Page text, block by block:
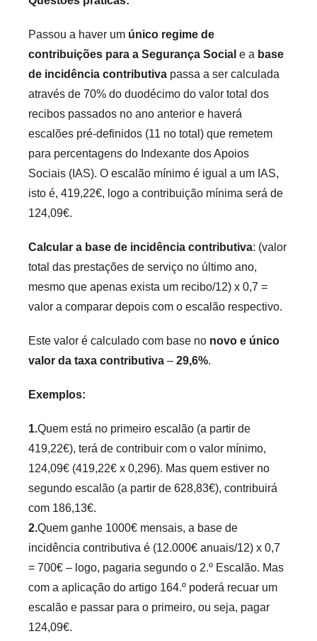
Passou a haver um único regime de
contribuições para a Segurança Social e a base
de incidência contributiva passa a ser calculada
através de 70% do duodécimo do valor total dos
recibos passados no ano anterior e haverá
escalões pré-definidos (11 no total) que remetem
para percentagens do Indexante dos Apoios
Sociais (IAS). O escalão mínimo é igual a um IAS,
isto é, 419,22€, logo a contribuição mínima será de
124,09€.
Calcular a base de incidência contributiva: (valor
total das prestações de serviço no último ano,
mesmo que apenas exista um recibo/12) x 0,7 =
valor a comparar depois com o escalão respectivo.
Este valor é calculado com base no novo e único
valor da taxa contributiva – 29,6%.
Exemplos:
1.Quem está no primeiro escalão (a partir de
419,22€), terá de contribuir com o valor mínimo,
124,09€ (419,22€ x 0,296). Mas quem estiver no
segundo escalão (a partir de 628,83€), contribuirá
com 186,13€.
2.Quem ganhe 1000€ mensais, a base de
incidência contributiva é (12.000€ anuais/12) x 0,7
= 700€ – logo, pagaria segundo o 2.º Escalão. Mas
com a aplicação do artigo 164.º poderá recuar um
escalão e passar para o primeiro, ou seja, pagar
124,09€.